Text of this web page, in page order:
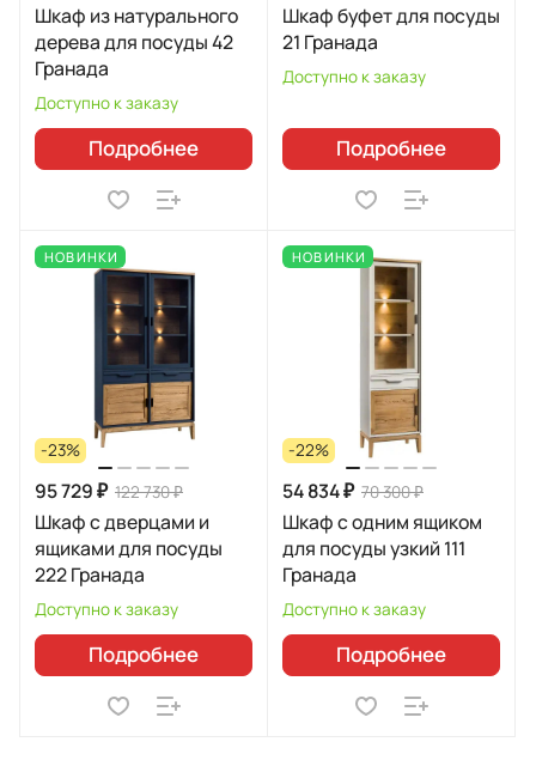
Шкаф из натурального
дерева для посуды 42
Гранада
Доступно к заказу
Подробнее
Шкаф буфет для посуды
21 Гранада
Доступно к заказу
Подробнее
НОВИНКИ
-23%
95 729 ₽ 122 730 ₽
Шкаф с дверцами и
ящиками для посуды
222 Гранада
Доступно к заказу
Подробнее
НОВИНКИ
-22%
54 834 ₽ 70 300 ₽
Шкаф с одним ящиком
для посуды узкий 111
Гранада
Доступно к заказу
Подробнее